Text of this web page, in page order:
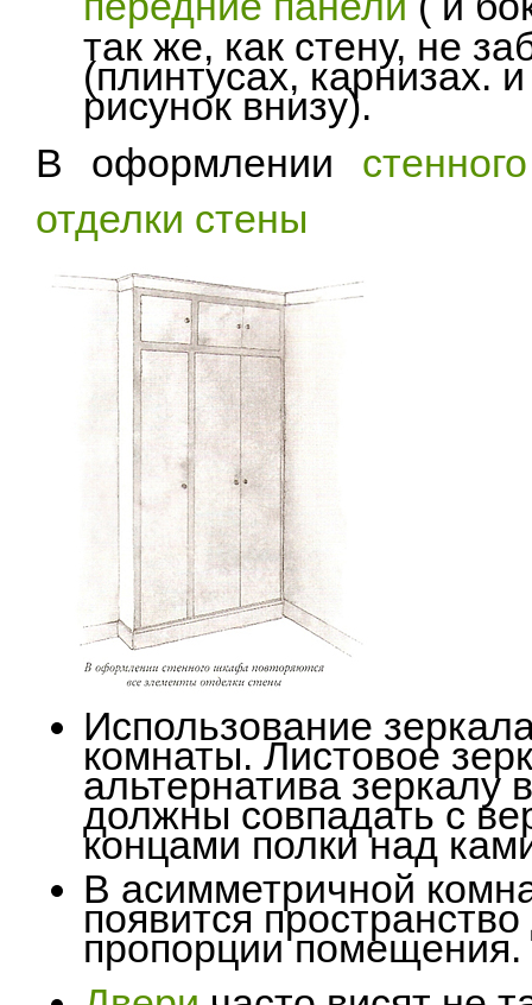
так же, как стену, не
(плинтусах, карнизах.
рисунок внизу).
В оформлении
отделки стены
Использование
комнаты. Листовое
альтернатива
должны совпадать с
концами полки над
В асимметричной
появится
пропорции помещения.